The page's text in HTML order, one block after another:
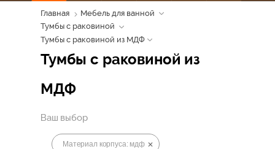
Главная
Мебель для ванной
Тумбы с раковиной
Тумбы с раковиной из МДФ
Тумбы с раковиной из
МДФ
Ваш выбор
Материал корпуса: мдф